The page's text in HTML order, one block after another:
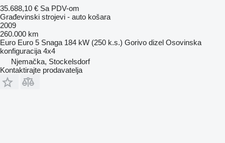
35.688,10 € Sa PDV-om
Građevinski strojevi - auto košara
2009
260.000 km
Euro Euro 5 Snaga 184 kW (250 k.s.) Gorivo dizel Osovinska
konfiguracija 4x4
Njemačka, Stockelsdorf
Kontaktirajte prodavatelja